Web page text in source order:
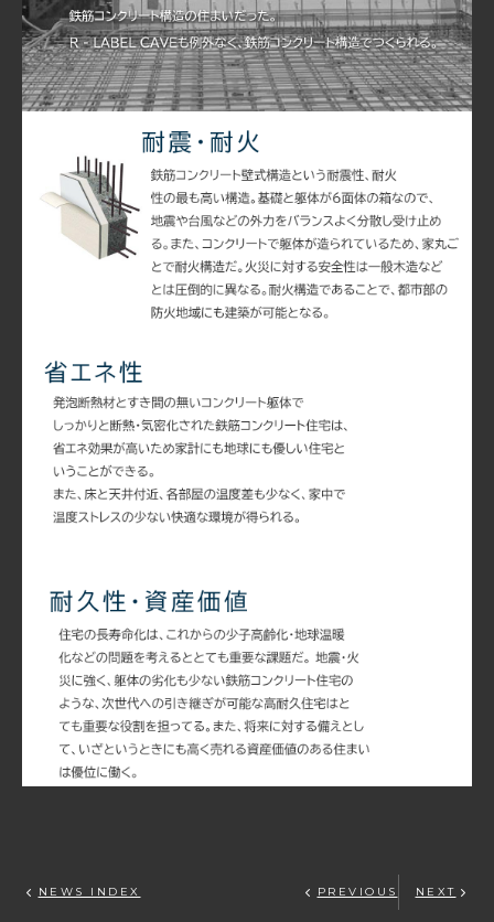
NEWS INDEX PREVIOUS NEXT